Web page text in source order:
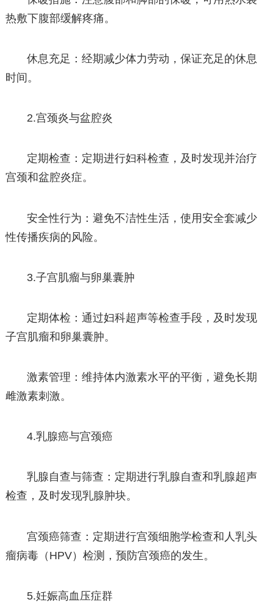
热敷下腹部缓解疼痛。
休息充足：经期减少体力劳动，保证充足的休息
时间。
2.宫颈炎与盆腔炎
定期检查：定期进行妇科检查，及时发现并治疗
宫颈和盆腔炎症。
安全性行为：避免不洁性生活，使用安全套减少
性传播疾病的风险。
3.子宫肌瘤与卵巢囊肿
定期体检：通过妇科超声等检查手段，及时发现
子宫肌瘤和卵巢囊肿。
激素管理：维持体内激素水平的平衡，避免长期
雌激素刺激。
4.乳腺癌与宫颈癌
乳腺自查与筛查：定期进行乳腺自查和乳腺超声
检查，及时发现乳腺肿块。
宫颈癌筛查：定期进行宫颈细胞学检查和人乳头
瘤病毒（HPV）检测，预防宫颈癌的发生。
5.妊娠高血压症群